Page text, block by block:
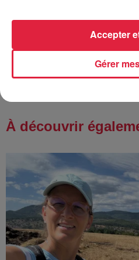
Catherine
À découvrir
Gérer
Accepter